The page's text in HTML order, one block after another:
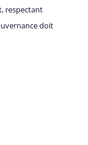
respectant
doit